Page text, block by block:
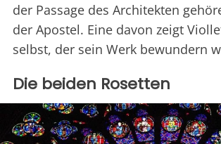
der Passage des Architekten
der Apostel. Eine davon zeigt
selbst, der sein Werk bewundern
Die beiden Rosetten